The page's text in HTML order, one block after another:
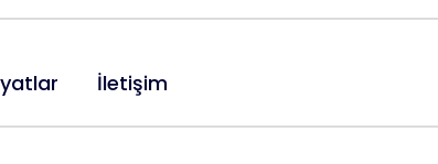
İletişim